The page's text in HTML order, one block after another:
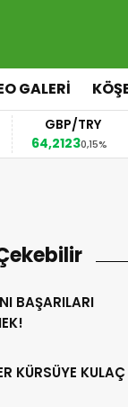
GALERİ
GBP/TRY
64,21230,15%
BAŞARILARI
KÜRSÜYE